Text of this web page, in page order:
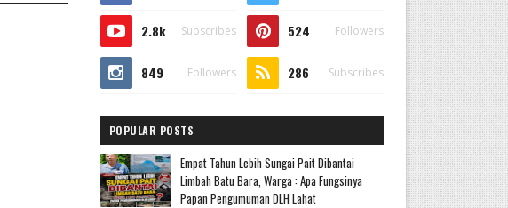
2.8k Subscribes 524 Followers
849 Followers 286 Subscribes
POPULAR POSTS
Empat Tahun Lebih Sungai Pait Dibantai
Limbah Batu Bara, Warga : Apa Fungsinya
Papan Pengumuman DLH Lahat